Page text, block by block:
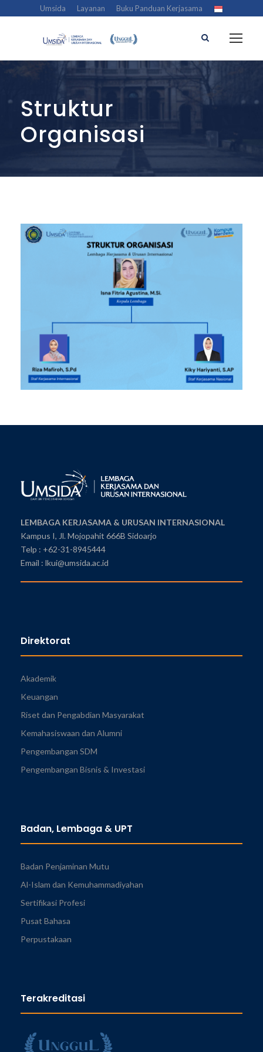
Umsida Layanan Buku Panduan Kerjasama
Struktur
Organisasi
LEMBAGA KERJASAMA & URUSAN INTERNASIONAL
Kampus I, Jl. Mojopahit 666B Sidoarjo
Telp : +62-31-8945444
Email : lkui@umsida.ac.id
Direktorat
Akademik
Keuangan
Riset dan Pengabdian Masyarakat
Kemahasiswaan dan Alumni
Pengembangan SDM
Pengembangan Bisnis & Investasi
Badan, Lembaga & UPT
Badan Penjaminan Mutu
Al-Islam dan Kemuhammadiyahan
Sertifikasi Profesi
Pusat Bahasa
Perpustakaan
Terakreditasi